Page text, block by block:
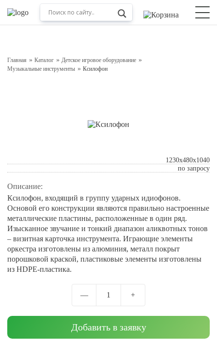
Главная Каталог
Детское игровое оборудование
Музыкальные инструменты
Ксилофон
1230х480х1040
по запросу
Описание:
Ксилофон, входящий в группу ударных идиофонов.
Основой его конструкции являются правильно настроенные
металлические пластины, расположенные в один ряд.
Изысканное звучание и тонкий диапазон аликвотных тонов
– визитная карточка инструмента. Играющие элементы
оркестра изготовлены из алюминия, металл покрыт
порошковой краской, пластиковые элементы изготовлены
из HDPE-пластика.
— 1 +
Добавить в заявку
Оставьте заявку на консультацию
Подтверждаю свое согласие с